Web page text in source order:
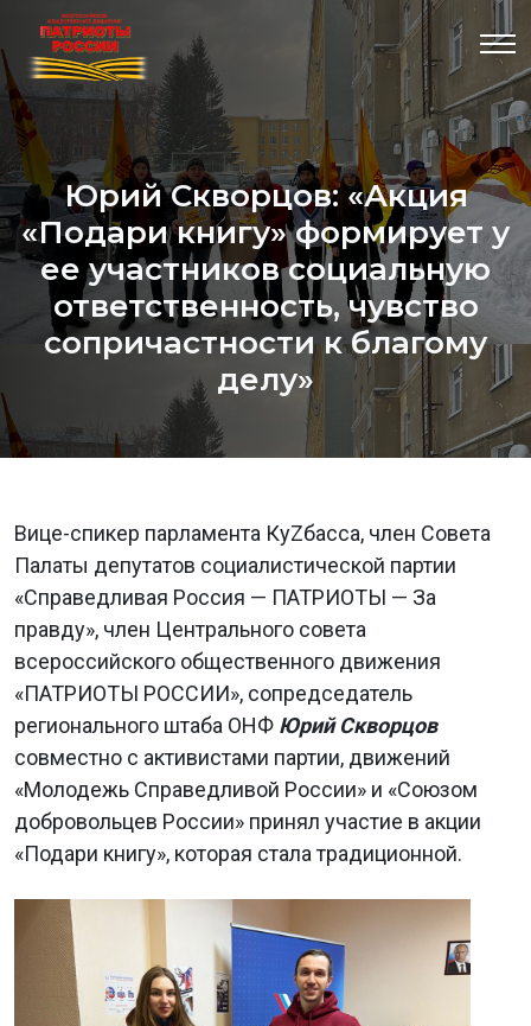
Юрий Скворцов: «Акция
«Подари книгу» формирует у
ее участников социальную
ответственность, чувство
сопричастности к благому
делу»
Вице-спикер парламента КуZбасса, член Совета
Палаты депутатов социалистической партии
«Справедливая Россия — ПАТРИОТЫ — За
правду», член Центрального совета
всероссийского общественного движения
«ПАТРИОТЫ РОССИИ», сопредседатель
регионального штаба ОНФ Юрий Скворцов
совместно с активистами партии, движений
«Молодежь Справедливой России» и «Союзом
добровольцев России» принял участие в акции
«Подари книгу», которая стала традиционной.